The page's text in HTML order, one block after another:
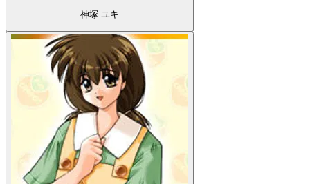
神塚 ユキ